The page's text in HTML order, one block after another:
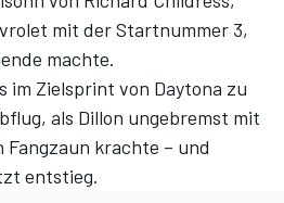
mit der Startnummer 3,
machte.
im Zielsprint von Daytona zu
als Dillon ungebremst mit
Fangzaun krachte – und
entstieg.